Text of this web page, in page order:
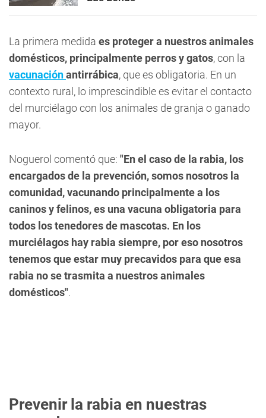
La primera medida es proteger a nuestros animales
domésticos, principalmente perros y gatos, con la
vacunaciónantirrábica, que es obligatoria. En un
contexto rural, lo imprescindible es evitar el contacto
del murciélago con los animales de granja o ganado
mayor.
Noguerol comentó que: "En el caso de la rabia, los
encargados de la prevención, somos nosotros la
comunidad, vacunando principalmente a los
caninos y felinos, es una vacuna obligatoria para
todos los tenedores de mascotas. En los
murciélagos hay rabia siempre, por eso nosotros
tenemos que estar muy precavidos para que esa
rabia no se trasmita a nuestros animales
domésticos".
Prevenir la rabia en nuestras